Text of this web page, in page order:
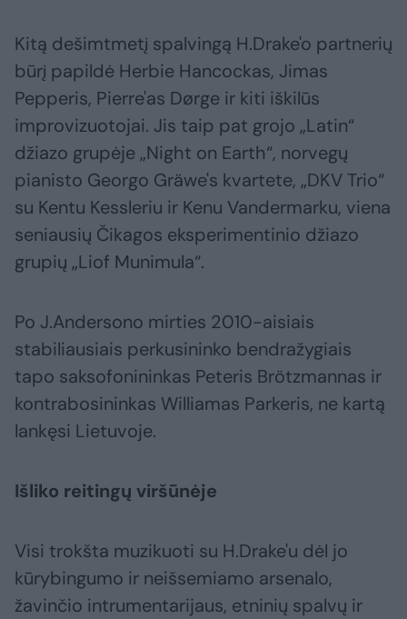
Kitą dešimtmetį spalvingą H.Drake'o partnerių
būrį papildė Herbie Hancockas, Jimas
Pepperis, Pierre'as Dørge ir kiti iškilūs
improvizuotojai. Jis taip pat grojo „Latin“
džiazo grupėje „Night on Earth“, norvegų
pianisto Georgo Gräwe's kvartete, „DKV Trio“
su Kentu Kessleriu ir Kenu Vandermarku, viena
seniausių Čikagos eksperimentinio džiazo
grupių „Liof Munimula“.
Po J.Andersono mirties 2010-aisiais
stabiliausiais perkusininko bendražygiais
tapo saksofonininkas Peteris Brötzmannas ir
kontrabosininkas Williamas Parkeris, ne kartą
lankęsi Lietuvoje.
Išliko reitingų viršūnėje
Visi trokšta muzikuoti su H.Drake'u dėl jo
kūrybingumo ir neišsemiamo arsenalo,
žavinčio intrumentarijaus, etninių spalvų ir